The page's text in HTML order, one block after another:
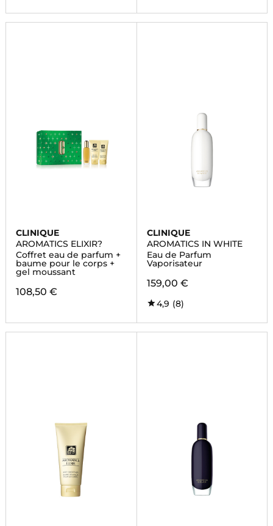
CLINIQUE
AROMATICS ELIXIR?
Coffret eau de parfum +
baume pour le corps +
gel moussant
108,50 €
CLINIQUE
AROMATICS IN WHITE
Eau de Parfum
Vaporisateur
159,00 €
4,9 (8)